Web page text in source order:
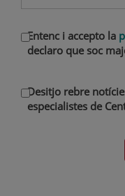
Entenc i accepto la
declaro que soc
Desitjo rebre
especialistes de